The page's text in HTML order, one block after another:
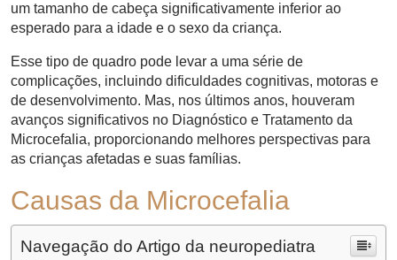
um tamanho de cabeça significativamente inferior ao
esperado para a idade e o sexo da criança.
Esse tipo de quadro pode levar a uma série de
complicações, incluindo dificuldades cognitivas, motoras e
de desenvolvimento. Mas, nos últimos anos, houveram
avanços significativos no Diagnóstico e Tratamento da
Microcefalia, proporcionando melhores perspectivas para
as crianças afetadas e suas famílias.
Causas da Microcefalia
Navegação do Artigo da neuropediatra